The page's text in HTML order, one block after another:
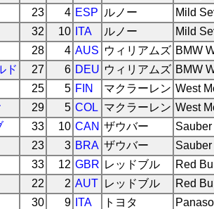
23 4 ESP ルノー
Mild
32 10 ITA ルノー
Mild
28 4 AUS ウィリアムズ BMW
ド 27 6 DEU ウィリアムズ BMW
25 5 FIN マクラーレン West
29 5 COL マクラーレン West
33 10 CAN ザウバー
23 3 BRA ザウバー
33 12 GBR レッドブル
Red
22 2 AUT レッドブル
Red
30 9 ITA トヨタ